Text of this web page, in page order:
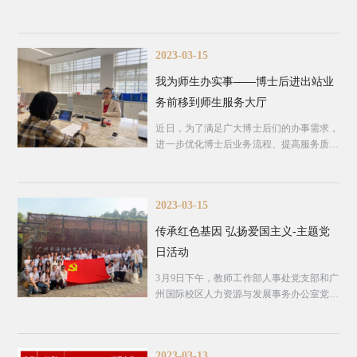
2023-03-15
我为师生办实事——博士后进出站业
务前移到师生服务大厅
近日，为了满足广大博士后们的办事需求，
进一步优化博士后业务流程、提高服务质量
2023-03-15
传承红色基因 弘扬爱国主义-主题党
日活动
3月9日下午，教师工作部人事处党支部和广
州国际校区人力资源与发展事务办公室党支